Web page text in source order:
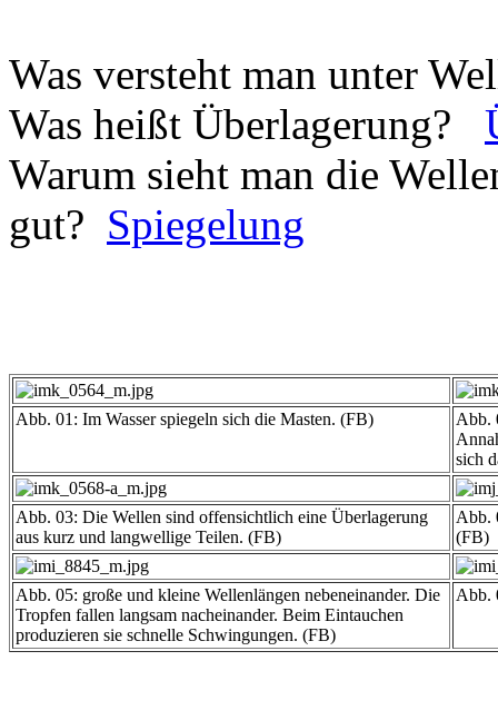
Was versteht man unter
Was heißt Überlagerung?
Warum sieht man die
gut? Spiegelung
Abb. 01: Im Wasser spiegeln sich die Masten. (FB)
Abb.
sich
Abb. 03: Die Wellen sind offensichtlich eine Überlagerung
aus kurz und langwellige Teilen. (FB)
Abb.
(FB)
Abb. 05: große und kleine Wellenlängen nebeneinander. Die
Tropfen fallen langsam nacheinander. Beim Eintauchen
produzieren sie schnelle Schwingungen. (FB)
Abb.